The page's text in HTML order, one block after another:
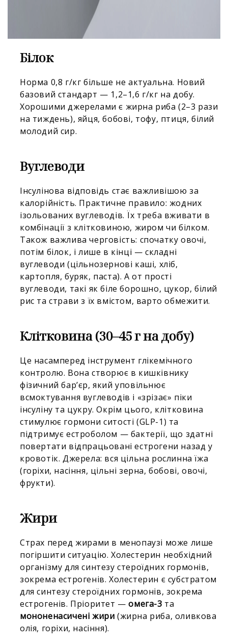
Білок
Норма 0,8 г/кг більше не актуальна. Новий
базовий стандарт — 1,2–1,6 г/кг на добу.
Хорошими джерелами є жирна риба (2–3 рази
на тиждень), яйця, бобові, тофу, птиця, білий
молодий сир.
Вуглеводи
Інсулінова відповідь стає важливішою за
калорійність. Практичне правило: жодних
ізольованих вуглеводів. Їх треба вживати в
комбінації з клітковиною, жиром чи білком.
Також важлива черговість: спочатку овочі,
потім білок, і лише в кінці — складні
вуглеводи (цільнозернові каші, хліб,
картопля, буряк, паста). А от прості
вуглеводи, такі як біле борошно, цукор, білий
рис та страви з їх вмістом, варто обмежити.
Клітковина (30–45 г на добу)
Це насамперед інструмент глікемічного
контролю. Вона створює в кишківнику
фізичний бар’єр, який уповільнює
всмоктування вуглеводів і «зрізає» піки
інсуліну та цукру. Окрім цього, клітковина
стимулює гормони ситості (GLP-1) та
підтримує естроболом — бактерії, що здатні
повертати відпрацьовані естрогени назад у
кровотік. Джерела: вся цільна рослинна їжа
(горіхи, насіння, цільні зерна, бобові, овочі,
фрукти).
Жири
Страх перед жирами в менопаузі може лише
погіршити ситуацію. Холестерин необхідний
організму для синтезу стероїдних гормонів,
зокрема естрогенів. Холестерин є субстратом
для синтезу стероїдних гормонів, зокрема
естрогенів. Пріоритет —омега-3 та
мононенасичені жири (жирна риба, оливкова
олія, горіхи, насіння).